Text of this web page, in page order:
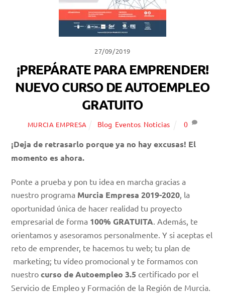
27/09/2019
¡PREPÁRATE PARA EMPRENDER!
NUEVO CURSO DE AUTOEMPLEO
GRATUITO
MURCIA EMPRESA Blog Eventos Noticias 0
¡Deja de retrasarlo porque ya no hay excusas! El
momento es ahora.
Ponte a prueba y pon tu idea en marcha gracias a
nuestro programa Murcia Empresa 2019-2020 , la
oportunidad única de hacer realidad tu proyecto
empresarial de forma 100% GRATUITA . Además, te
orientamos y asesoramos personalmente. Y si aceptas el
reto de emprender, te hacemos tu web; tu plan de
marketing; tu vídeo promocional y te formamos con
nuestrocurso de Autoempleo 3.5 certificado por el
Servicio de Empleo y Formación de la Región de Murcia.